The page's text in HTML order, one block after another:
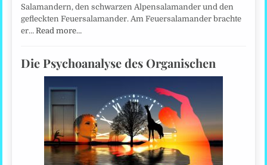
Salamandern, den schwarzen Alpensalamander und den
gefleckten Feuersalamander. Am Feuersalamander brachte
er…Read more…
Die Psychoanalyse des Organischen